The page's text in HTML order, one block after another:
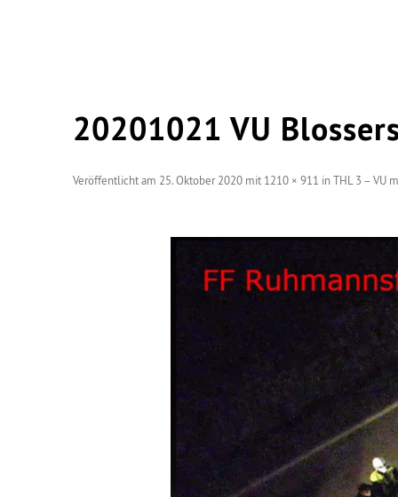
20201021 VU
Veröffentlicht am 25. Oktober 2020 mit 1210 × 911 inTHL 3 – VU